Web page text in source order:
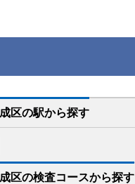
区の駅から探す
区の検査コースから探す